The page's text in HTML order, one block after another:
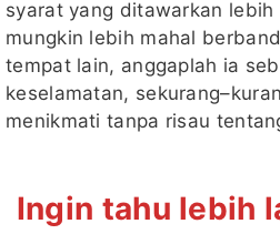
syarat yang ditawarkan lebih
mungkin lebih mahal
tempat lain, anggaplah ia
keselamatan,
menikmati tanpa risau
Ingin tahu lebih